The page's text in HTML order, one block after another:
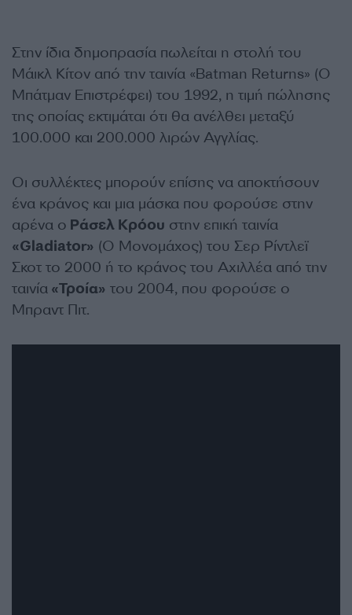
Στην ίδια δημοπρασία πωλείται η στολή του
Μάικλ Κίτον από την ταινία «Batman Returns» (Ο
Μπάτμαν Επιστρέφει) του 1992, η τιμή πώλησης
της οποίας εκτιμάται ότι θα ανέλθει μεταξύ
100.000 και 200.000 λιρών Αγγλίας.
Οι συλλέκτες μπορούν επίσης να αποκτήσουν
ένα κράνος και μια μάσκα που φορούσε στην
αρένα ο Ράσελ Κρόου στην επική ταινία
«Gladiator» (Ο Μονομάχος) του Σερ Ρίντλεϊ
Σκοτ το 2000 ή το κράνος του Αχιλλέα από την
ταινία «Τροία» του 2004, που φορούσε ο
Μπραντ Πιτ.